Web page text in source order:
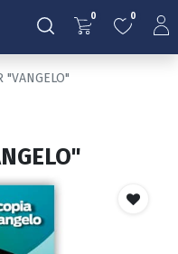
0 0
"VANGELO"